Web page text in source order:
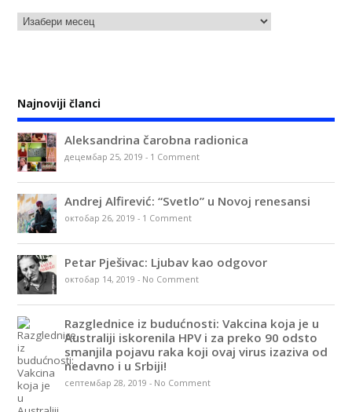
Najnoviji članci
Aleksandrina čarobna radionica
децембар 25, 2019 - 1 Comment
Andrej Alfirević: “Svetlo” u Novoj renesansi
октобар 26, 2019 - 1 Comment
Petar Pješivac: Ljubav kao odgovor
октобар 14, 2019 - No Comment
Razglednice iz budućnosti: Vakcina koja je u
Australiji iskorenila HPV i za preko 90 odsto
smanjila pojavu raka koji ovaj virus izaziva od
nedavno i u Srbiji!
септембар 28, 2019 - No Comment